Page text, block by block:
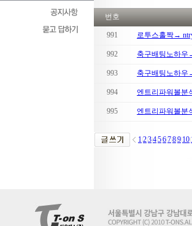
번호
991 로투스홀짝→
992 축구배팅노하우
993 축구배팅노하우
994 엔트리파워볼분
995 엔트리파워볼분
123456789 10